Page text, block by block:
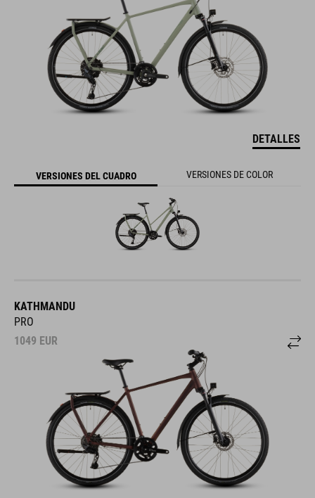
DETALLES
VERSIONES DEL CUADRO VERSIONES DE COLOR
KATHMANDU
PRO
1049 EUR